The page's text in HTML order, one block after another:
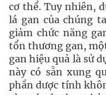
cơ thể. Tuy nhiên,
lá gan của chúng
giảm chức năng
tổn thương gan,
gan hiệu quả là sử
này có sẵn xung
phần dược tính